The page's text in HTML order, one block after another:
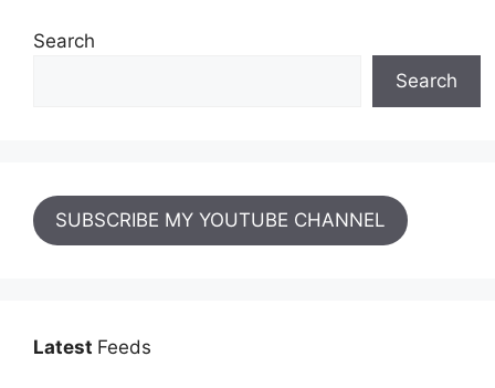
Search
Search
SUBSCRIBE MY YOUTUBE CHANNEL
Latest Feeds